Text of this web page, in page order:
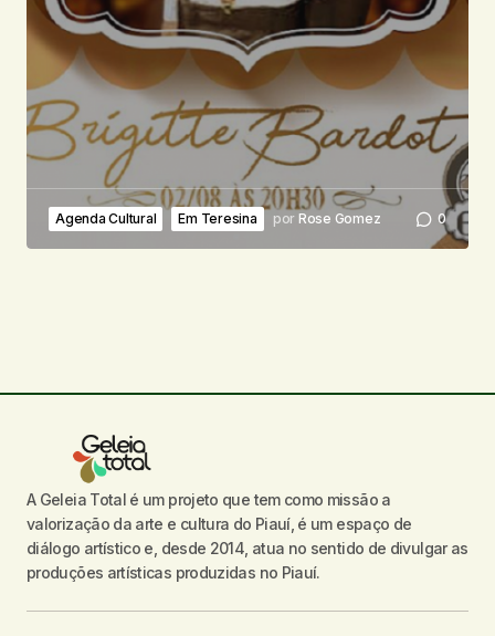
Agenda Cultural Em Teresina por Rose Gomez 0
A Geleia Total é um projeto que tem como missão a
valorização da arte e cultura do Piauí, é um espaço de
diálogo artístico e, desde 2014, atua no sentido de divulgar as
produções artísticas produzidas no Piauí.